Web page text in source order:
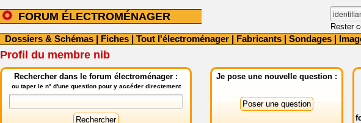
FORUM ÉLECTROMÉNAGER
Rester
Dossiers & Schémas | Fiches | Tout l'électroménager | Fabricants | Sondages |
Profil du membre nib
Rechercher dans le forum électroménager :
ou taper le n° d'une question pour y accéder directement
Je pose une nouvelle question :